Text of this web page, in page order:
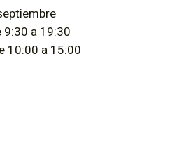
9:30 a 19:30
10:00 a 15:00